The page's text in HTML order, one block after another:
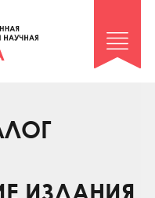
ИЗДАНИЯ